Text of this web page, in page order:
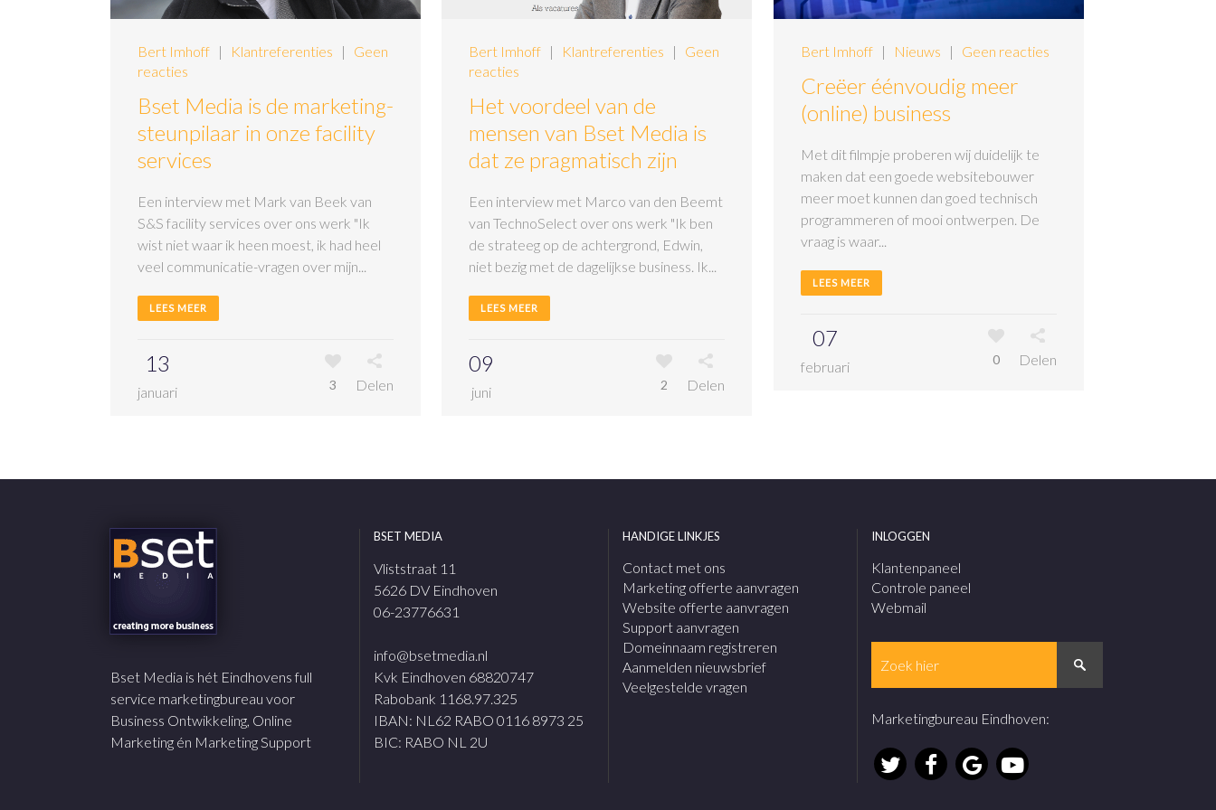
Bert Imhoff | Klantreferenties | Geen
reacties
Bset Media is de marketing-
steunpilaar in onze facility
services
Een interview met Mark van Beek van
S&S facility services over ons werk "Ik
wist niet waar ik heen moest, ik had heel
veel communicatie-vragen over mijn...
LEES MEER
13
januari 3 Delen
Bert Imhoff | Klantreferenties | Geen
reacties
Het voordeel van de
mensen van Bset Media is
dat ze pragmatisch zijn
Een interview met Marco van den Beemt
van TechnoSelect over ons werk "Ik ben
de strateeg op de achtergrond, Edwin,
niet bezig met de dagelijkse business. Ik...
LEES MEER
09
juni 2 Delen
Bert Imhoff | Nieuws | Geen reacties
Creëer éénvoudig meer
(online) business
Met dit filmpje proberen wij duidelijk te
maken dat een goede websitebouwer
meer moet kunnen dan goed technisch
programmeren of mooi ontwerpen. De
vraag is waar...
LEES MEER
07
februari 0 Delen
Bset Media is hét Eindhovens full
service marketingbureau voor
Business Ontwikkeling, Online
Marketing én Marketing Support
BSET MEDIA
Vliststraat 11
5626 DV Eindhoven
06-23776631
info@bsetmedia.nl
Kvk Eindhoven 68820747
Rabobank 1168.97.325
IBAN: NL62 RABO 0116 8973 25
BIC: RABO NL 2U
HANDIGE LINKJES
Contact met ons
Marketing offerte aanvragen
Website offerte aanvragen
Support aanvragen
Domeinnaam registreren
Aanmelden nieuwsbrief
Veelgestelde vragen
INLOGGEN
Klantenpaneel
Controle paneel
Webmail
Marketingbureau Eindhoven: